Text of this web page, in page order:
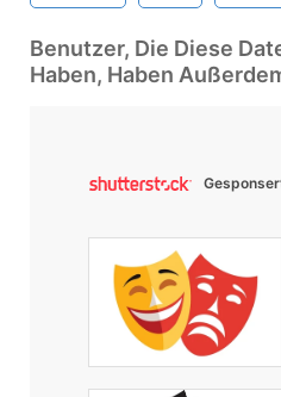
Benutzer, Die Diese
Haben, Haben